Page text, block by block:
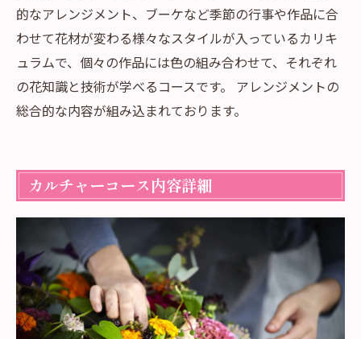
的なアレンジメント、ブーケなど季節の行事や作品に合
わせて花材が変わる様々なスタイルが入っているカリキ
ュラムで、個々の作品には色の組み合わせて、それぞれ
の花知識と技術が学べるコースです。 アレンジメントの
総合的な内容が組み込まれております。
カルチャーコース内容詳細